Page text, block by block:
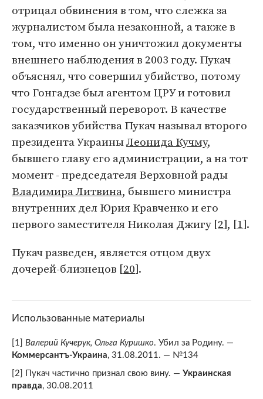
отрицал обвинения в том, что слежка за
журналистом была незаконной, а также в
том, что именно он уничтожил документы
внешнего наблюдения в 2003 году. Пукач
объяснял, что совершил убийство, потому
что Гонгадзе был агентом ЦРУ и готовил
государственный переворот. В качестве
заказчиков убийства Пукач называл второго
президента УкраиныЛеонида Кучму,
бывшего главу его администрации, а на тот
момент - председателя Верховной рады
Владимира Литвина, бывшего министра
внутренних дел Юрия Кравченко и его
первого заместителя Николая Джигу [2], [1].
Пукач разведен, является отцом двух
дочерей-близнецов [20].
Использованные материалы
[1] Валерий Кучерук, Ольга Куришко. Убил за Родину. —
Коммерсантъ-Украина, 31.08.2011. — №134
[2] Пукач частично признал свою вину. — Украинская
правда, 30.08.2011